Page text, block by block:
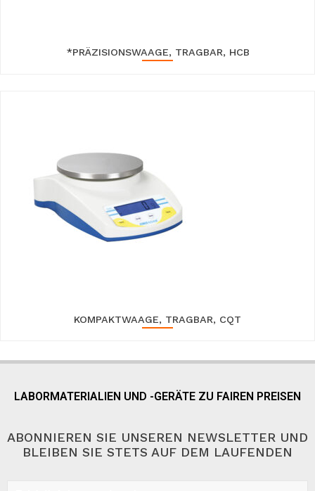
*PRÄZISIONSWAAGE, TRAGBAR, HCB
KOMPAKTWAAGE, TRAGBAR, CQT
LABORMATERIALIEN UND -GERÄTE ZU FAIREN PREISEN
ABONNIEREN SIE UNSEREN NEWSLETTER UND
BLEIBEN SIE STETS AUF DEM LAUFENDEN